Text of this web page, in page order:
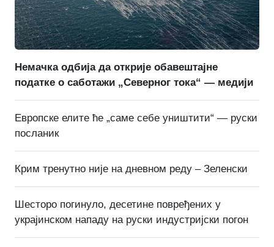
Немачка одбија да открије обавештајне
податке о саботажи „Северног тока“ — медији
Европске елите ће „саме себе уништити“ — руски
посланик
Крим тренутно није на дневном реду – Зеленски
Шесторо погинуло, десетине повређених у
украјинском нападу на руски индустријски погон